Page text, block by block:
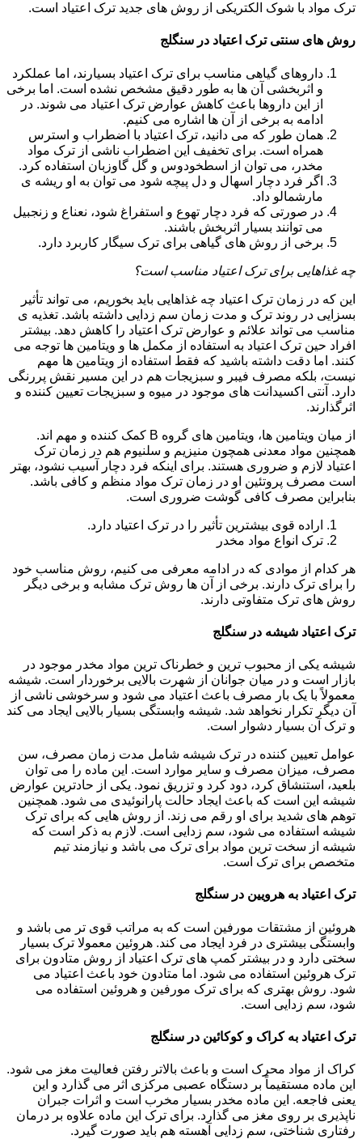
ترک مواد با شوک الکتریکی از روش های جدید ترک اعتیاد است.
روش های سنتی ترک اعتیاد در سنگلج
داروهای گیاهی مناسب برای ترک اعتیاد بسیارند، اما عملکرد
و اثربخشی آن ها به طور دقیق مشخص نشده است. اما برخی
از این داروها باعث کاهش عوارض ترک اعتیاد می شوند. در
ادامه به برخی از آن ها اشاره می کنیم.
همان طور که می دانید، ترک اعتیاد با اضطراب و استرس
همراه است. برای تخفیف این اضطراب ناشی از ترک مواد
مخدر، می توان از اسطخودوس و گل گاوزبان استفاده کرد.
اگر فرد دچار اسهال و دل پیچه شود می توان به او ریشه ی
مارشمالو داد.
در صورتی که فرد دچار تهوع و استفراغ شود، نعناع و زنجبیل
می توانند بسیار اثربخش باشند.
برخی از روش های گیاهی برای ترک سیگار کاربرد دارد.
چه غذاهایی برای ترک اعتیاد مناسب است؟
این که در زمان ترک اعتیاد چه غذاهایی باید بخوریم، می تواند تأثیر
بسزایی در روند ترک و مدت زمان سم زدایی داشته باشد. تغذیه ی
مناسب می تواند علائم و عوارض ترک اعتیاد را کاهش دهد. بیشتر
افراد حین ترک اعتیاد به استفاده از مکمل ها و ویتامین ها توجه می
کنند. اما دقت داشته باشید که فقط استفاده از ویتامین ها مهم
نیست، بلکه مصرف فیبر و سبزیجات هم در این مسیر نقش پررنگی
دارد. آنتی اکسیدانت های موجود در میوه و سبزیجات تعیین کننده و
اثرگذارند.
از میان ویتامین ها، ویتامین های گروه B کمک کننده و مهم اند.
همچنین مواد معدنی همچون منیزیم و سلنیوم هم در زمان ترک
اعتیاد لازم و ضروری هستند. برای اینکه فرد دچار آسیب نشود، بهتر
است مصرف پروتئین او در زمان ترک مواد منظم و کافی باشد.
بنابراین مصرف کافی گوشت ضروری است.
اراده قوی بیشترین تأثیر را در ترک اعتیاد دارد.
ترک انواع مواد مخدر
هر کدام از موادی که در ادامه معرفی می کنیم، روش مناسب خود
را برای ترک دارند. برخی از آن ها روش ترک مشابه و برخی دیگر
روش های ترک متفاوتی دارند.
ترک اعتیاد شیشه در سنگلج
شیشه یکی از محبوب ترین و خطرناک ترین مواد مخدر موجود در
بازار است و در میان جوانان از شهرت بالایی برخوردار است. شیشه
معمولاً با یک بار مصرف باعث اعتیاد می شود و سرخوشی ناشی از
آن دیگر تکرار نخواهد شد. شیشه وابستگی بسیار بالایی ایجاد می کند
و ترک آن بسیار دشوار است.
عوامل تعیین کننده در ترک شیشه شامل مدت زمان مصرف، سن
مصرف، میزان مصرف و سایر موارد است. این ماده را می توان
بلعید، استنشاق کرد، دود کرد و تزریق نمود. یکی از حادترین عوارض
شیشه این است که باعث ایجاد حالت پارانوئیدی می شود. همچنین
توهم های شدید برای او رقم می زند. از روش هایی که برای ترک
شیشه استفاده می شود، سم زدایی است. لازم به ذکر است که
شیشه از سخت ترین مواد برای ترک می باشد و نیازمند تیم
متخصص برای ترک است.
ترک اعتیاد به هرویین در سنگلج
هروئین از مشتقات مورفین است که به مراتب قوی تر می باشد و
وابستگی بیشتری در فرد ایجاد می کند. هروئین معمولا ترک بسیار
سختی دارد و در بیشتر کمپ های ترک اعتیاد از روش متادون برای
ترک هروئین استفاده می شود. اما متادون خود باعث اعتیاد می
شود. روش بهتری که برای ترک مورفین و هروئین استفاده می
شود، سم زدایی است.
ترک اعتیاد به کراک و کوکائین در سنگلج
کراک از مواد محرک است و باعث بالاتر رفتن فعالیت مغز می شود.
این ماده مستقیماً بر دستگاه عصبی مرکزی اثر می گذارد و این
یعنی فاجعه. این ماده مخدر بسیار مخرب است و اثرات جبران
ناپذیری بر روی مغز می گذارد. برای ترک این ماده علاوه بر درمان
رفتاری شناختی، سم زدایی آهسته هم باید صورت گیرد.